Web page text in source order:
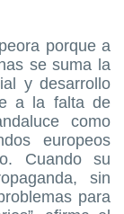
porque a
se suma la
y desarrollo
a la falta de
como
europeos
Cuando su
sin
para